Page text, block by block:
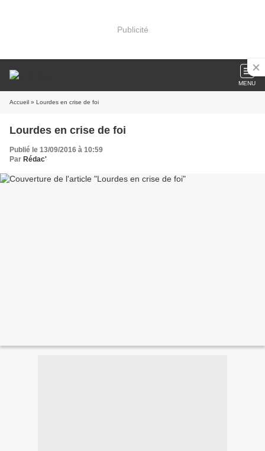
Publicité
MENU
Accueil » Lourdes en crise de foi
Lourdes en crise de foi
Publié le 13/09/2016 à 10:59
Par Rédac'